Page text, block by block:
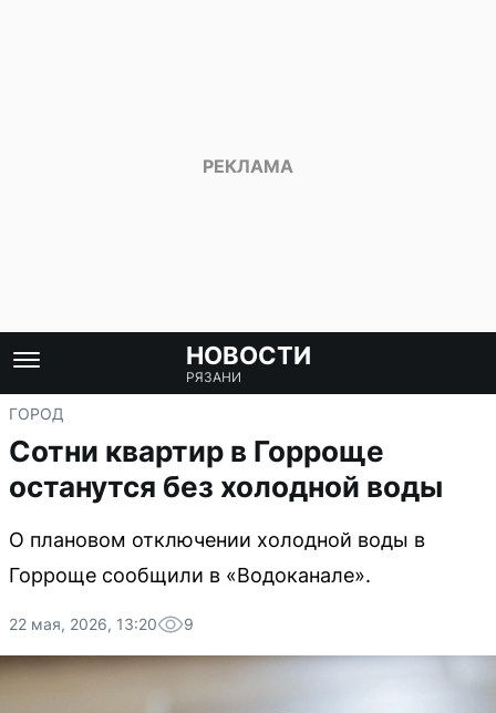
НОВОСТИ
РЯЗАНИ
ГОРОД
Сотни квартир в Горроще
останутся без холодной воды
О плановом отключении холодной воды в
Горроще сообщили в «Водоканале».
22 мая, 2026, 13:20 9